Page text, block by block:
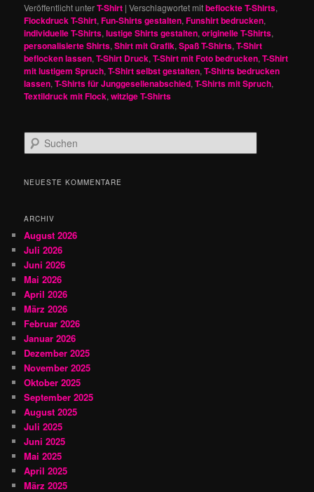
Veröffentlicht unterT-Shirt |Verschlagwortet mitbeflockte T-Shirts,
Flockdruck T-Shirt,Fun-Shirts gestalten,Funshirt bedrucken,
individuelle T-Shirts,lustige Shirts gestalten,originelle T-Shirts,
personalisierte Shirts,Shirt mit Grafik,Spaß T-Shirts,T-Shirt
beflocken lassen,T-Shirt Druck,T-Shirt mit Foto bedrucken,T-Shirt
mit lustigem Spruch,T-Shirt selbst gestalten,T-Shirts bedrucken
lassen,T-Shirts für Junggesellenabschied,T-Shirts mit Spruch,
Textildruck mit Flock,witzige T-Shirts
u
h
NEUESTE KOMMENTARE
ARCHIV
August 2026
Juli 2026
Juni 2026
Mai 2026
April 2026
März 2026
Februar 2026
Januar 2026
Dezember 2025
November 2025
Oktober 2025
September 2025
August 2025
Juli 2025
Juni 2025
Mai 2025
April 2025
März 2025